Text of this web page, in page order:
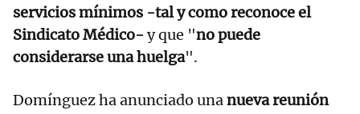
servicios mínimos -tal y como reconoce el
Sindicato Médico- y que "no puede
considerarse una huelga".
Domínguez ha anunciado unanueva reunión